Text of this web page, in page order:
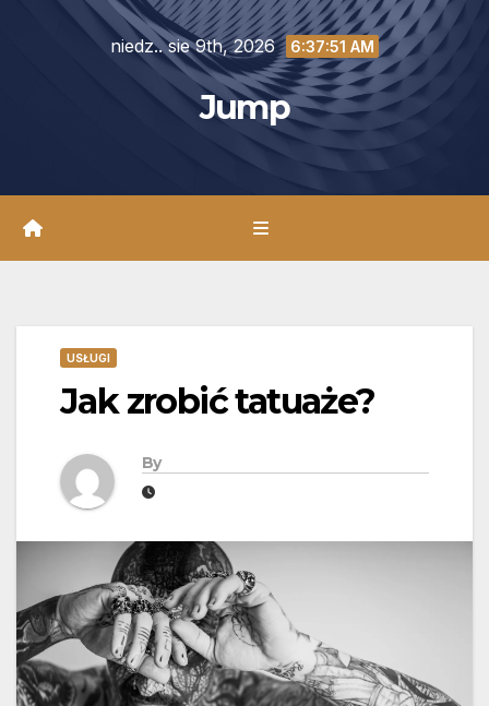
niedz.. sie 9th, 2026 6:37:53 AM
Jump
USŁUGI
Jak zrobić tatuaże?
By